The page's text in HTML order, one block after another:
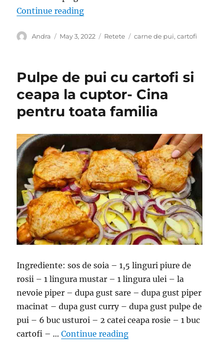
Continue reading“Cartofi cu carne de pui la
Author
Andra
Posted
May 3, 2022 Categories
Retete Tags
carne de pui,cartofi
Pulpe de pui cu cartofi si
ceapa la cuptor- Cina
pentru toata familia
Ingrediente: sos de soia – 1,5 linguri piure de
rosii – 1 lingura mustar – 1 lingura ulei – la
nevoie piper – dupa gust sare – dupa gust piper
macinat – dupa gust curry – dupa gust pulpe de
pui – 6 buc usturoi – 2 catei ceapa rosie – 1 buc
cartofi – …Continue reading“Pulpe de pui cu